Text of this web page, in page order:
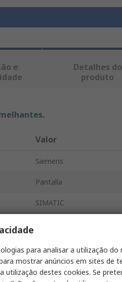
e
Detalhes do
produto
Valor
Siemens
Pantalla
SIMATIC
2
para analisar a utilização do
mostrar anúncios em sites de
destes cookies. Se